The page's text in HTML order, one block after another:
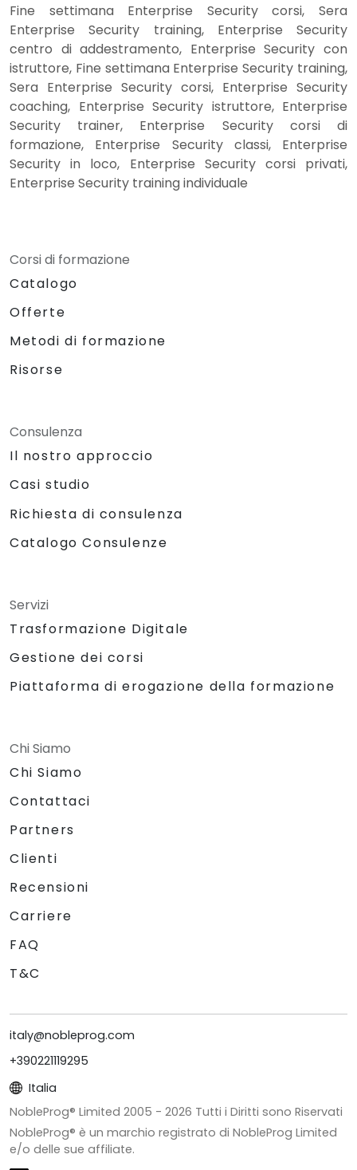
Fine settimana Enterprise Security corsi, Sera
Enterprise Security training, Enterprise Security
centro di addestramento, Enterprise Security con
istruttore, Fine settimana Enterprise Security training,
Sera Enterprise Security corsi, Enterprise Security
coaching, Enterprise Security istruttore, Enterprise
Security trainer, Enterprise Security corsi di
formazione, Enterprise Security classi, Enterprise
Security in loco, Enterprise Security corsi privati,
Enterprise Security training individuale
Corsi di formazione
Catalogo
Offerte
Metodi di formazione
Risorse
Consulenza
Il nostro approccio
Casi studio
Richiesta di consulenza
Catalogo Consulenze
Servizi
Trasformazione Digitale
Gestione dei corsi
Piattaforma di erogazione della formazione
Chi Siamo
Chi Siamo
Contattaci
Partners
Clienti
Recensioni
Carriere
FAQ
T&C
italy@nobleprog.com
+390221119295
Italia
NobleProg® Limited 2005 - 2026 Tutti i Diritti sono Riservati
NobleProg® è un marchio registrato di NobleProg Limited
e/o delle sue affiliate.